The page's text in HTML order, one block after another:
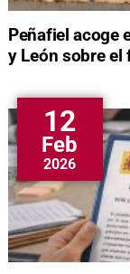
Peñafiel acoge
y León sobre el
12
Feb
2026